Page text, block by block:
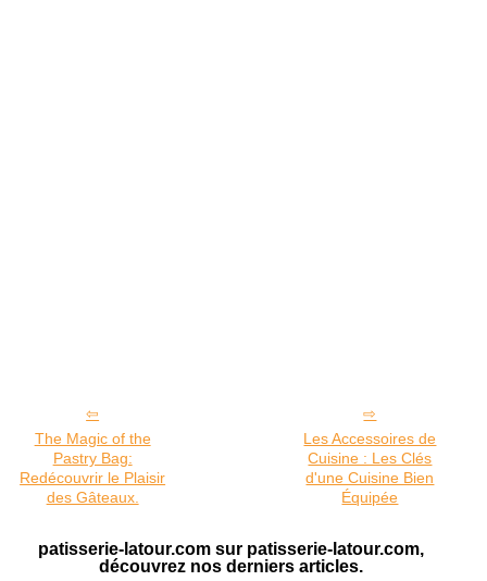
The Magic of the
Pastry Bag:
Redécouvrir le Plaisir
des Gâteaux.
Les Accessoires de
Cuisine : Les Clés
d'une Cuisine Bien
Équipée
patisserie-latour.com sur patisserie-latour.com,
découvrez nos derniers articles.